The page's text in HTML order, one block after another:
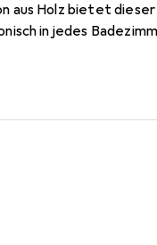
Holz bietet dieser
in jedes